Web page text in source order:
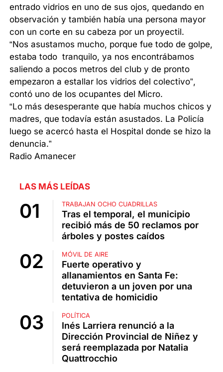
entrado vidrios en uno de sus ojos, quedando en
observación y también había una persona mayor
con un corte en su cabeza por un proyectil.
“Nos asustamos mucho, porque fue todo de golpe,
estaba todo tranquilo, ya nos encontrábamos
saliendo a pocos metros del club y de pronto
empezaron a estallar los vidrios del colectivo”,
contó uno de los ocupantes del Micro.
“Lo más desesperante que había muchos chicos y
madres, que todavía están asustados. La Policía
luego se acercó hasta el Hospital donde se hizo la
denuncia.”
Radio Amanecer
LAS MÁS LEÍDAS
TRABAJAN OCHO CUADRILLAS
Tras el temporal, el municipio
recibió más de 50 reclamos por
árboles y postes caídos
MÓVIL DE AIRE
Fuerte operativo y
allanamientos en Santa Fe:
detuvieron a un joven por una
tentativa de homicidio
POLÍTICA
Inés Larriera renunció a la
Dirección Provincial de Niñez y
será reemplazada por Natalia
Quattrocchio